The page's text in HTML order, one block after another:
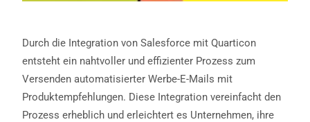
Durch die Integration von Salesforce mit Quarticon
entsteht ein nahtvoller und effizienter Prozess zum
Versenden automatisierter Werbe-E-Mails mit
Produktempfehlungen. Diese Integration vereinfacht den
Prozess erheblich und erleichtert es Unternehmen, ihre